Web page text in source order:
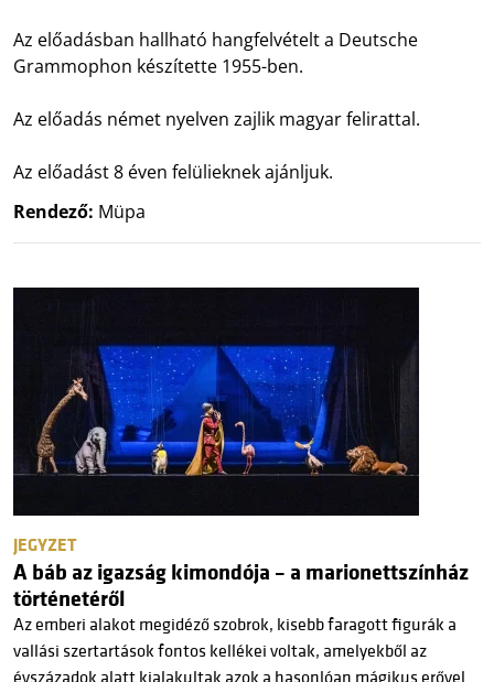
Az előadásban hallható hangfelvételt a Deutsche
Grammophon készítette 1955-ben.
Az előadás német nyelven zajlik magyar felirattal.
Az előadást 8 éven felülieknek ajánljuk.
Rendező: Müpa
JEGYZET
A báb az igazság kimondója – a marionettszínház
történetéről
Az emberi alakot megidéző szobrok, kisebb faragott figurák a
vallási szertartások fontos kellékei voltak, amelyekből az
évszázadok alatt kialakultak azok a hasonlóan mágikus erővel